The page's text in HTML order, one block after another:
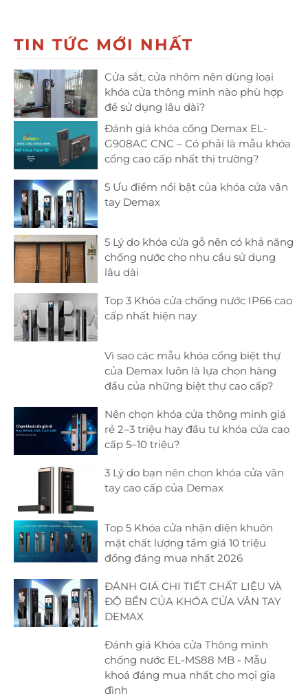
TIN TỨC MỚI NHẤT
Cửa sắt, cửa nhôm nên dùng loại
khóa cửa thông minh nào phù hợp
để sử dụng lâu dài?
Đánh giá khóa cổng Demax EL-
G908AC CNC – Có phải là mẫu khóa
cổng cao cấp nhất thị trường?
5 Ưu điểm nổi bật của khóa cửa vân
tay Demax
5 Lý do khóa cửa gỗ nên có khả năng
chống nước cho nhu cầu sử dụng
lâu dài
Top 3 Khóa cửa chống nước IP66 cao
cấp nhất hiện nay
Vì sao các mẫu khóa cổng biệt thự
của Demax luôn là lựa chọn hàng
đầu của những biệt thự cao cấp?
Nên chọn khóa cửa thông minh giá
rẻ 2–3 triệu hay đầu tư khóa cửa cao
cấp 5–10 triệu?
3 Lý do bạn nên chọn khóa cửa vân
tay cao cấp của Demax
Top 5 Khóa cửa nhận diện khuôn
mặt chất lượng tầm giá 10 triệu
đồng đáng mua nhất 2026
ĐÁNH GIÁ CHI TIẾT CHẤT LIỆU VÀ
ĐỘ BỀN CỦA KHÓA CỬA VÂN TAY
DEMAX
Đánh giá Khóa cửa Thông minh
chống nước EL-MS88 MB - Mẫu
khoá đáng mua nhất cho mọi gia
đình